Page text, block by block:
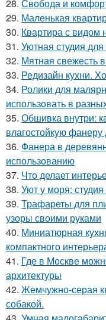
28. Свобода и
29. Маленькая
30. Квартира с видом
31. Уютная студия
32. Мятная свежесть
33. Редизайн кухни.
34. Ролики для
использовать в
35. Обшивка внутри:
влагостойкую
36. Фанера в
использованию
37. Что делает
38. Уют у моря:
39. Трафареты для
узоры своими руками
40. Миниатюрная
компактного
41. Где в Москве
архитектуры
42. Жемчужно-серая
собакой.